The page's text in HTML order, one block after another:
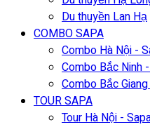
Du thuyền Lan Hạ
COMBO SAPA
Combo Hà Nội -
Combo Bắc Ninh
Combo Bắc
TOUR SAPA
Tour Hà Nội -